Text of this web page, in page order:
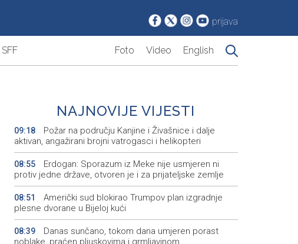
prijava
SFF Foto Video English
NAJNOVIJE VIJESTI
09:18
Požar na području Kanjine i Živašnice i dalje
aktivan, angažirani brojni vatrogasci i helikopteri
08:55
Erdogan: Sporazum iz Meke nije usmjeren ni
protiv jedne države, otvoren je i za prijateljske zemlje
08:51
Američki sud blokirao Trumpov plan izgradnje
plesne dvorane u Bijeloj kući
08:39
Danas sunčano, tokom dana umjeren porast
noblake, praćen pljuskovima i grmljavinom